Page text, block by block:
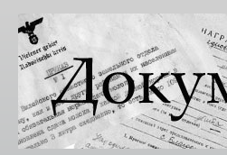
Документы
XX века
Всемирная
история в
Интернете